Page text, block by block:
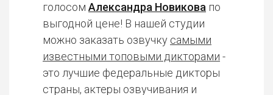
голосом Александра Новикова по
выгодной цене! В нашей студии
можно заказать озвучку самыми
известными топовыми дикторами -
это лучшие федеральные дикторы
страны, актеры озвучивания и